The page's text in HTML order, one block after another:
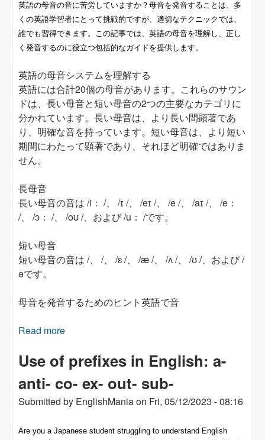
英語の母音の音に苦労していますか？母音を発音することは、多
くの英語学習者にとって挑戦的ですが、適切なテクニックでは、
誰でも習得できます。この記事では、英語の母音を理解し、正し
く発音するのに役立つ包括的なガイドを提供します。
英語の母音システムを理解する
英語には合計20個の母音があります。これらのサウン
ドは、長い母音と短い母音の2つの主要なカテゴリに
分かれています。長い母音は、より長い間顕著であ
り、明確な音を持っています。短い母音は、より短い
期間にわたって顕著であり、それほど明確ではありま
せん。
長母音
長い母音の音は /i： /、 /ɪ /、 /eɪ /、 /e /、 /aɪ /、 /e：
/、 /ɔ： /、 /oʊ /、および /u： /です。
短い母音
短い母音の音は /、 /、 /ɛ /、 /æ /、 /ʌ /、 /ʊ /、および /
əです。
母音を発音するためのヒント英語で音
Read more
Use of prefixes in English: a-
anti- co- ex- out- sub-
Submitted by EnglishManiaon Fri, 05/12/2023 - 08:16
Are you a Japanese student struggling to understand English